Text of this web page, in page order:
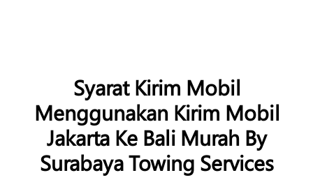
Syarat Kirim Mobil
Menggunakan Kirim Mobil
Jakarta Ke Bali Murah By
Surabaya Towing Services